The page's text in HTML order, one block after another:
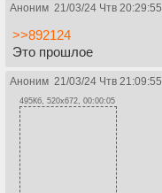
Аноним 21/03/24 Чтв 20:29:55
>>892124
Это прошлое
Аноним 21/03/24 Чтв 21:09:55
495Кб, 520x672, 00:00:05